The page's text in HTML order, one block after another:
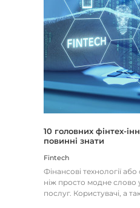
10 головних фінтех-
повинні знати
Fintech
Фінансові технології
ніж просто модне слово
послуг. Користувачі, а